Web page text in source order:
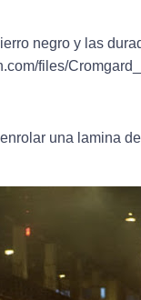
negro y las
files/
una lamina